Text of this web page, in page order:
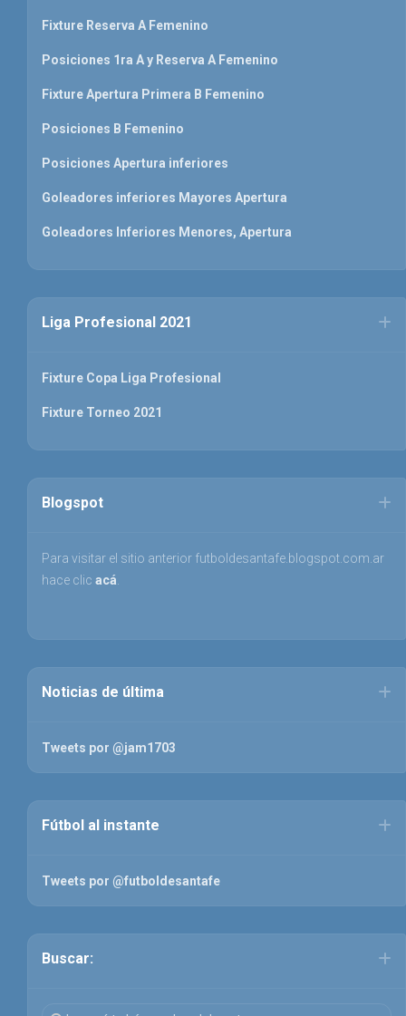
Fixture Reserva A Femenino
Posiciones 1ra A y Reserva A Femenino
Fixture Apertura Primera B Femenino
Posiciones B Femenino
Posiciones Apertura inferiores
Goleadores inferiores Mayores Apertura
Goleadores Inferiores Menores, Apertura
Liga Profesional 2021
Fixture Copa Liga Profesional
Fixture Torneo 2021
Blogspot
Para visitar el sitio anterior futboldesantafe.blogspot.com.ar
hace clic acá
Noticias de última
Tweets por @jam1703
Fútbol al instante
Tweets por @futboldesantafe
Buscar: